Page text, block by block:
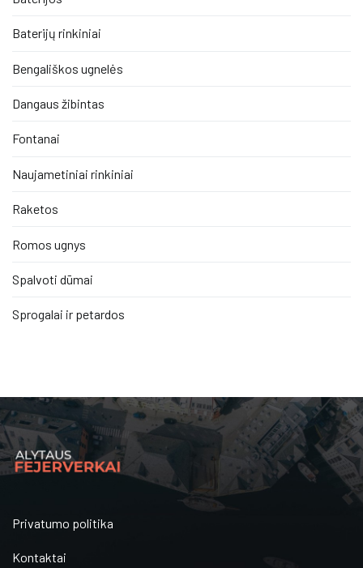
Baterijų rinkiniai
Bengališkos ugnelės
Dangaus žibintas
Fontanai
Naujametiniai rinkiniai
Raketos
Romos ugnys
Spalvoti dūmai
Sprogalai ir petardos
Privatumo politika
Kontaktai